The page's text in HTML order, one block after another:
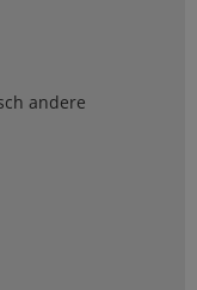
andere